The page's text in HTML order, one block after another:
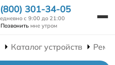
301-34-05
с 9:00 до 21:00
Позвонить мне утром
Каталог устройств